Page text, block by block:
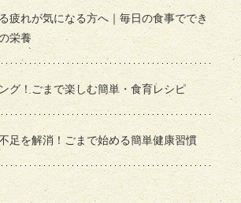
疲れが気になる方へ｜毎日の食事ででき
栄養
グ！ごまで楽しむ簡単・食育レシピ
足を解消！ごまで始める簡単健康習慣